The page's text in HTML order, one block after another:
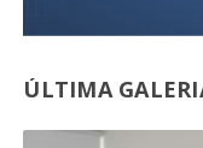
ÚLTIMA